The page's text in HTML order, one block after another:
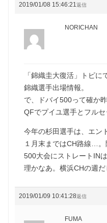
2019/01/08 15:46:21返信
NORICHAN
「錦織圭大復活」トピ
錦織選手出場情報。
で、ドバイ500って確か
QFでプイユ選手とフルセ
今年の杉田選手は、エン
１月末まではCH路線…
500大会にストレートIN
理かなあ。横浜CHの週だ
2019/01/09 10:41:28返信
FUMA